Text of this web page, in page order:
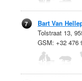
7
Bart Van
Tolstraat 13,
GSM: +32 476